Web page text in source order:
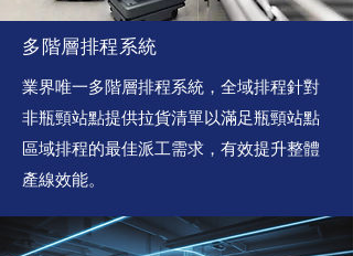
多階層排程系統
業界唯一多階層排程系統，全域排程針對
非瓶頸站點提供拉貨清單以滿足瓶頸站點
區域排程的最佳派工需求，有效提升整體
產線效能。